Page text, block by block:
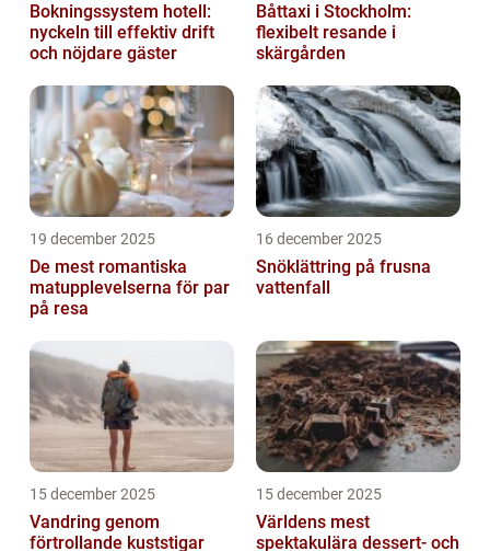
Bokningssystem hotell:
nyckeln till effektiv drift
och nöjdare gäster
Båttaxi i Stockholm:
flexibelt resande i
skärgården
19 december 2025
De mest romantiska
matupplevelserna för par
på resa
16 december 2025
Snöklättring på frusna
vattenfall
15 december 2025
Vandring genom
förtrollande kuststigar
15 december 2025
Världens mest
spektakulära dessert- och